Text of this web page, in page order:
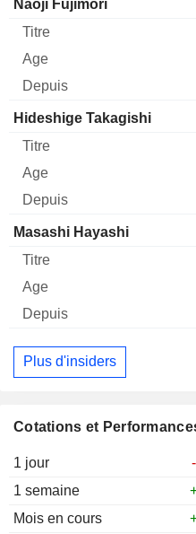
Cotations et
1 jour
1 semaine
Mois en cours
Naoji Fujimori
Hideshige Takagishi
Masashi Hayashi
Plus d'insiders